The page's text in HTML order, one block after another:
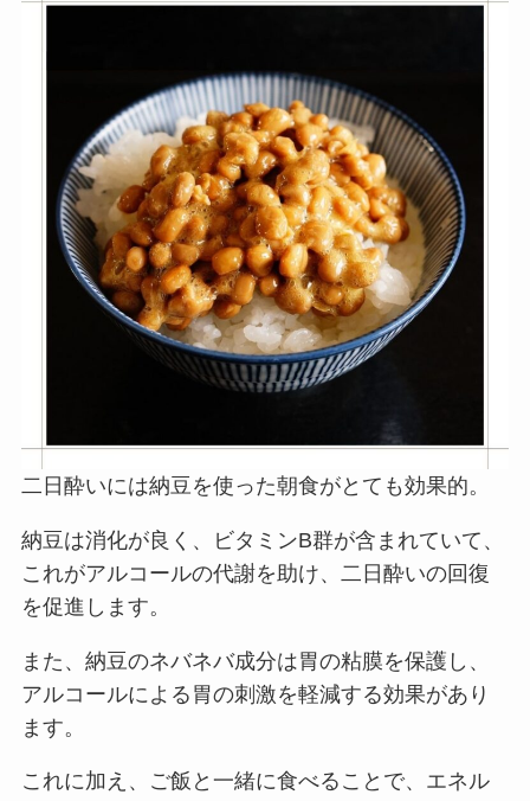
二日酔いには納豆を使った朝食がとても効果的。
納豆は消化が良く、ビタミンB群が含まれていて、
これがアルコールの代謝を助け、二日酔いの回復
を促進します。
また、納豆のネバネバ成分は胃の粘膜を保護し、
アルコールによる胃の刺激を軽減する効果があり
ます。
これに加え、ご飯と一緒に食べることで、エネル